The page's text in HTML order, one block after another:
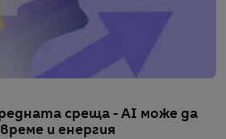
среща - AI може да
и енергия